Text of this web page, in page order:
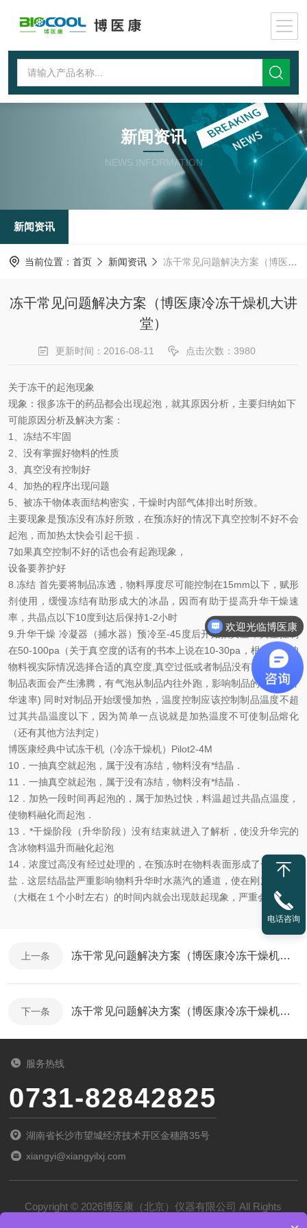
新闻资讯
NEWS INFORMATION
新闻资讯
当前位置： 首页 新闻资讯 冻干常见问题解决方案（博医康冷冻干燥机大讲堂）
冻干常见问题解决方案（博医康冷冻干燥机大讲
堂）
更新时间：2016-08-11 点击次数：3980
关于冻干的起泡现象
现象：很多冻干的药品都会出现起泡，就其原因分析，主要归纳如下
可能原因分析及解决方案：
1、冻结不牢固
2、没有掌握好物料的性质
3、真空没有控制好
4、加热的程序出现问题
5、被冻干物体表面结构密实，干燥时内部气体排出时所致。
主要现象是预冻没有冻好所致，在预冻好的情况下真空控制不好不会
起泡，而加热太快会引起干损．
7如果真空控制不好的话也会有起跑现象，
设备要养护好
8.冻结 首先要将制品冻透，物料厚度尽可能控制在15mm以下，赋形
剂使用，缓慢冻结有助形成大的冰晶，因而有助于提高升华干燥速
率，共晶点以下10度到达后保持1-2小时
9.升华干燥 冷凝器（捕水器）预冷至-45度后开始抽真空，真空控制
在50-100pa（关于真空度的话有的书本上说在10-30pa，根据不同的
物料视实际情况选择合适的真空度,真空过低或者制品没有冻透的话，
制品表面会产生沸腾，有气泡从制品内往外跑，影响制品的外观和升
华速率) 同时对制品开始缓慢加热，温度控制应该控制制品温度不超
过其共晶温度以下，因为简单一点说就是加热温度不可使制品熔化
（还有其他方法判定）
博医康经典中试冻干机（冷冻干燥机）Pilot2-4M
10．一抽真空就起泡，属于没有冻结，物料没有*结晶．
11．一抽真空就起泡，属于没有冻结，物料没有*结晶．
12．加热一段时间再起泡的，属于加热过快，料温超过共晶点温度，
使物料融化而起泡．
13．*干燥阶段（升华阶段）没有结束就进入了解析，使没升华完的
含冰物料温升而融化起泡
14．浓度过高没有经过处理的，在预冻时在物料表面形成了一层结晶
盐．这层结晶盐严重影响物料升华时水蒸汽的通道，使在刚加温很短
（大概在１个小时左右）的时间内就会出现鼓起现象，严重会起泡．
上一条 冻干常见问题解决方案（博医康冷冻干燥机技术大讲堂六）
下一条 冻干常见问题解决方案（博医康冷冻干燥机技术大讲堂三）
服务热线
0731-82842825
湖南省长沙市望城经济技术开区金穗路35号
xiangyi@xiangyilxj.com
Copyright © 2026博医康（北京）仪器有限公司 All Rights
电话咨询
欢迎光临博医康